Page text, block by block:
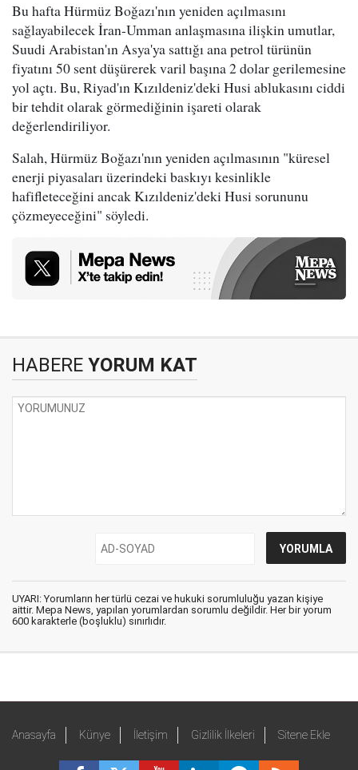
Bu hafta Hürmüz Boğazı'nın yeniden açılmasını
sağlayabilecek İran-Umman anlaşmasına ilişkin umutlar,
Suudi Arabistan'ın Asya'ya sattığı ana petrol türünün
fiyatını 50 sent düşürerek varil başına 2 dolar gerilemesine
yol açtı. Bu, Riyad'ın Kızıldeniz'deki Husi ablukasını ciddi
bir tehdit olarak görmediğinin işareti olarak
değerlendiriliyor.
Salah, Hürmüz Boğazı'nın yeniden açılmasının "küresel
enerji piyasaları üzerindeki baskıyı kesinlikle
hafifleteceğini ancak Kızıldeniz'deki Husi sorununu
çözmeyeceğini" söyledi.
HABERE YORUM KAT
UYARI: Yorumların her türlü cezai ve hukuki sorumluluğu yazan kişiye
aittir. Mepa News, yapılan yorumlardan sorumlu değildir. Her bir yorum
600 karakterle (boşluklu) sınırlıdır.
Anasayfa Künye İletişim Gizlilik İlkeleri Sitene Ekle